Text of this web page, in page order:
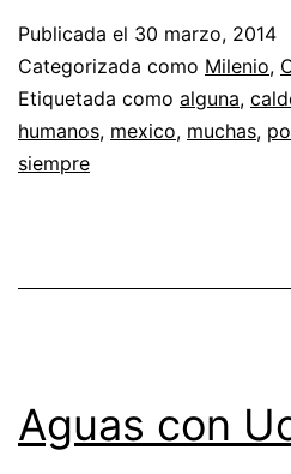
Publicada el 30 marzo, 2014
Categorizada como Milenio,
Etiquetada como alguna,
humanos, mexico, muchas,
siempre
Aguas con